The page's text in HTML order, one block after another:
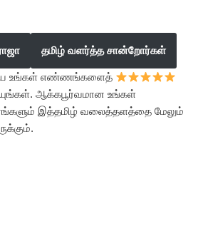
தமிழ் வளர்த்த சான்றோர்கள்
உங்கள் எண்ணங்களைத்
ஆக்கபூர்வமான உங்கள்
இத்தமிழ் வலைத்தளத்தை மேலும்